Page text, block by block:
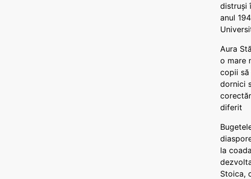
distruși
anul
Aura
o mare
copii să
dornici
diferit
la
Stoica,